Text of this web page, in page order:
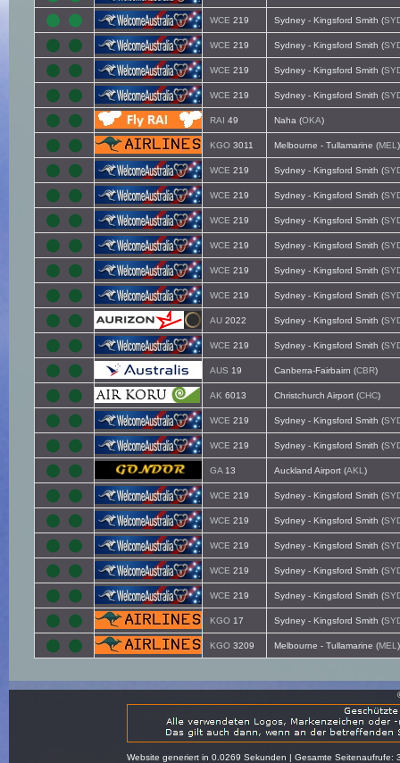
WCE 219 Sydney - Kingsford Smith (
WCE 219 Sydney - Kingsford Smith (
WCE 219 Sydney - Kingsford Smith (
WCE 219 Sydney - Kingsford Smith (
RAI 49 Naha (OKA)
KGO 3011 Melbourne - Tullamarine (MEL )
WCE 219 Sydney - Kingsford Smith (
WCE 219 Sydney - Kingsford Smith (
WCE 219 Sydney - Kingsford Smith (
WCE 219 Sydney - Kingsford Smith (
WCE 219 Sydney - Kingsford Smith (
WCE 219 Sydney - Kingsford Smith (
AU 2022 Sydney - Kingsford Smith (
WCE 219 Sydney - Kingsford Smith (
AUS 19 Canberra-Fairbairn (CBR)
AK 6013 Christchurch Airport (CHC)
WCE 219 Sydney - Kingsford Smith (
WCE 219 Sydney - Kingsford Smith (
GA 13 Auckland Airport (AKL )
WCE 219 Sydney - Kingsford Smith (
WCE 219 Sydney - Kingsford Smith (
WCE 219 Sydney - Kingsford Smith (
WCE 219 Sydney - Kingsford Smith (
WCE 219 Sydney - Kingsford Smith (
KGO 17 Sydney - Kingsford Smith (
KGO 3209 Melbourne - Tullamarine (MEL )
Website generiert in 0.0269 Sekunden | Gesamte